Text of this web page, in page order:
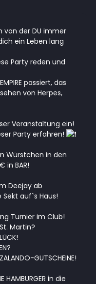
von der DU immer
ein Leben lang
Party reden und
passiert, das
von Herpes,
Veranstaltung ein!
Party erfahren!
Würstchen in den
in BAR!
Deejay ab
auf`s Haus!
Turnier im Club!
Martin?
GUTSCHEINE!
HAMBURGER in die